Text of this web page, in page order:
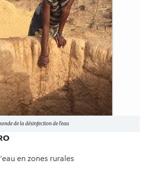
de la désinfection de l'eau
en zones rurales